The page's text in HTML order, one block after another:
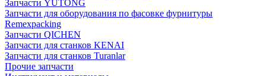
Запчасти YUTONG
Запчасти для оборудования по фасовке фурнитуры
Remexpacking
Запчасти QICHEN
Запчасти для станков KENAI
Запчасти для станков Turanlar
Прочие запчасти